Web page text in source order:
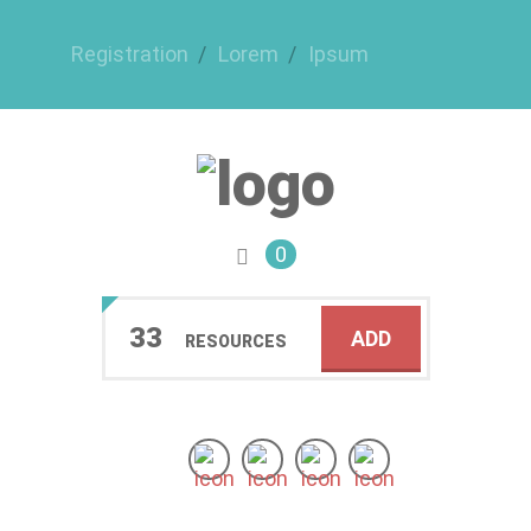
Registration Lorem Ipsum
0
33 RESOURCES ADD